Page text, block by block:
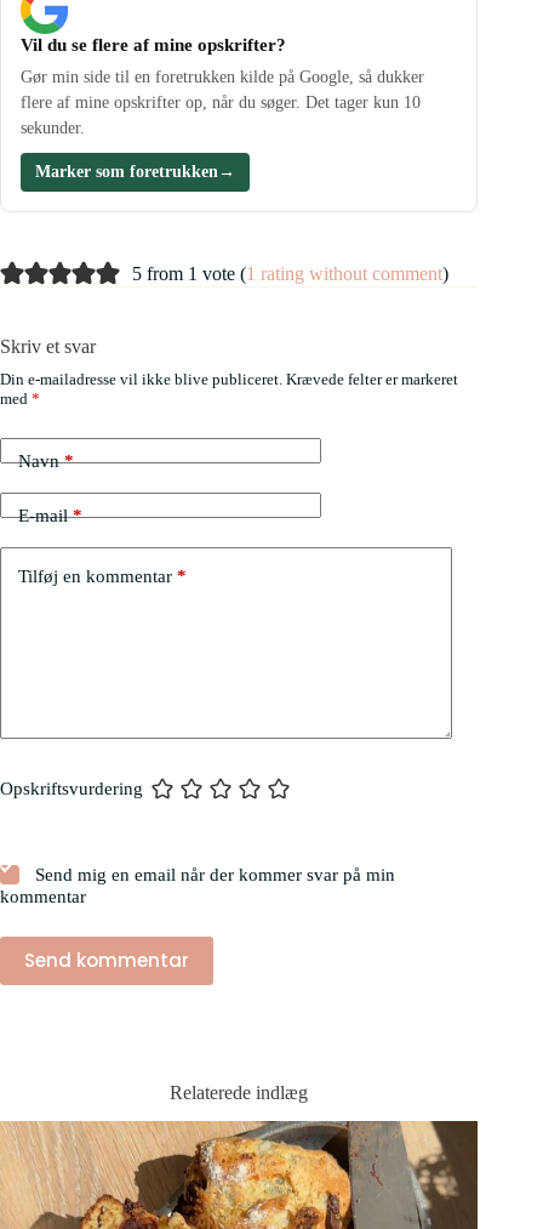
Vil du se flere af mine opskrifter?
Gør min side til en foretrukken kilde på Google, så dukker
flere af mine opskrifter op, når du søger. Det tager kun 10
sekunder.
Marker som foretrukken →
5 from 1 vote (1 rating without comment)
Skriv et svar
Din e-mailadresse vil ikke blive publiceret. Krævede felter er markeret
med *
Navn*
E-mail*
Tilføj en kommentar *
Opskriftsvurdering
Send mig en email når der kommer svar på min
kommentar
Send kommentar
Relaterede indlæg